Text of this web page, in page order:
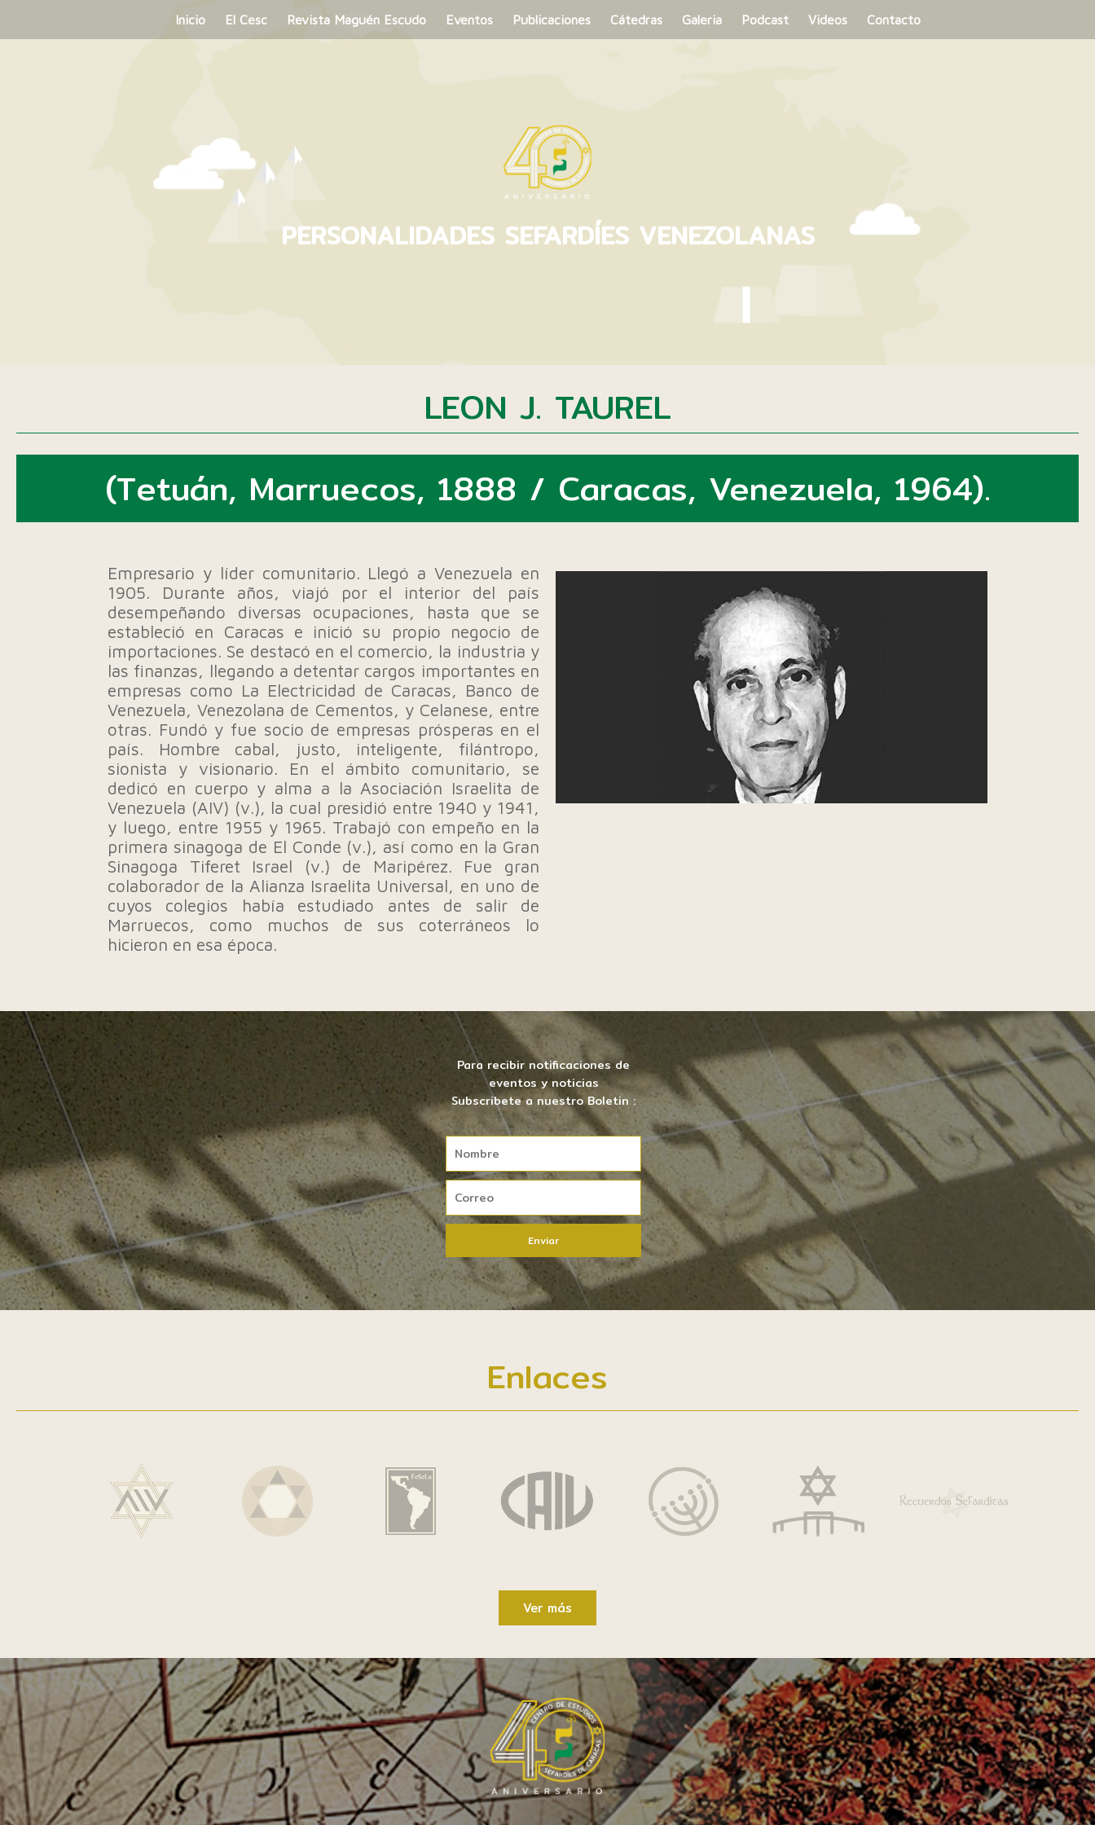
Inicio El Cesc Revista Maguén Escudo Eventos Publicaciones Cátedras Galeria Podcast Videos Contacto
PERSONALIDADES SEFARDÍES VENEZOLANAS
LEON J. TAUREL
(Tetuán, Marruecos, 1888 / Caracas, Venezuela, 1964).
Empresario y líder comunitario. Llegó a Venezuela en
1905. Durante años, viajó por el interior del país
desempeñando diversas ocupaciones, hasta que se
estableció en Caracas e inició su propio negocio de
importaciones. Se destacó en el comercio, la industria y
las finanzas, llegando a detentar cargos importantes en
empresas como La Electricidad de Caracas, Banco de
Venezuela, Venezolana de Cementos, y Celanese, entre
otras. Fundó y fue socio de empresas prósperas en el
país. Hombre cabal, justo, inteligente, filántropo,
sionista y visionario. En el ámbito comunitario, se
dedicó en cuerpo y alma a la Asociación Israelita de
Venezuela (AIV) (v.), la cual presidió entre 1940 y 1941,
y luego, entre 1955 y 1965. Trabajó con empeño en la
primera sinagoga de El Conde (v.), así como en la Gran
Sinagoga Tiferet Israel (v.) de Maripérez. Fue gran
colaborador de la Alianza Israelita Universal, en uno de
cuyos colegios había estudiado antes de salir de
Marruecos, como muchos de sus coterráneos lo
hicieron en esa época.
Para recibir notificaciones de
eventos y noticias
Subscribete a nuestro Boletin :
Enlaces
Ver más